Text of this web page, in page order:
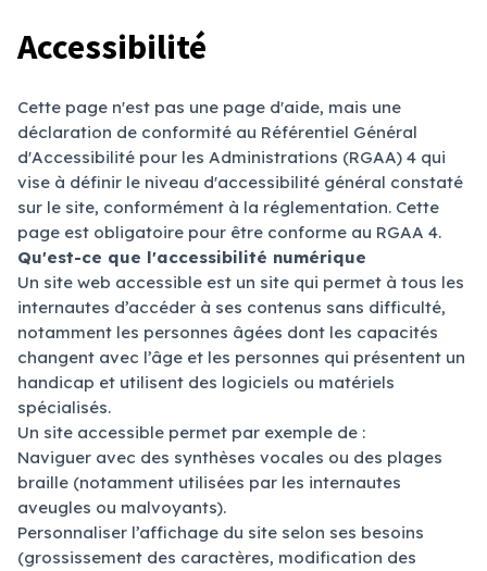
Accessibilité
Cette page n'est pas une page d'aide, mais une
déclaration de conformité au Référentiel Général
d'Accessibilité pour les Administrations (RGAA) 4 qui
vise à définir le niveau d'accessibilité général constaté
sur le site, conformément à la réglementation. Cette
page est obligatoire pour être conforme au RGAA 4.
Qu'est-ce que l'accessibilité numérique
Un site web accessible est un site qui permet à tous les
internautes d’accéder à ses contenus sans difficulté,
notamment les personnes âgées dont les capacités
changent avec l’âge et les personnes qui présentent un
handicap et utilisent des logiciels ou matériels
spécialisés.
Un site accessible permet par exemple de :
Naviguer avec des synthèses vocales ou des plages
braille (notamment utilisées par les internautes
aveugles ou malvoyants).
Personnaliser l’affichage du site selon ses besoins
(grossissement des caractères, modification des